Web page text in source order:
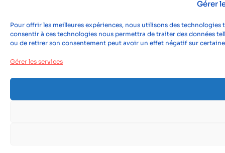
Gérer
Pour offrir les meilleures expériences, nous utilisons des
consentir à ces technologies nous permettra de traiter des données
ou de retirer son consentement peut avoir un effet négatif sur
Gérer les services